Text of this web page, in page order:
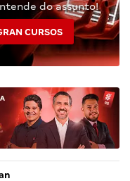
do assunto!
CURSOS